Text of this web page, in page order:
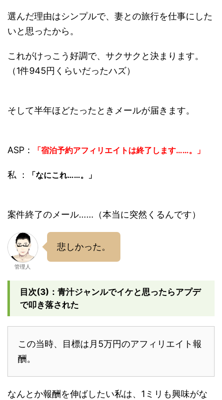
選んだ理由はシンプルで、妻との旅行を仕事にした
いと思ったから。
これがけっこう好調で、サクサクと決まります。
（1件945円くらいだったハズ）
そして半年ほどたったときメールが届きます。
ASP： 「宿泊予約アフィリエイトは終了します……。」
私 ： 「なにこれ……。」
案件終了のメール……（本当に突然くるんです）
管理人
悲しかった。
目次(3)：青汁ジャンルでイケと思ったらアプデ
で叩き落された
この当時、目標は月5万円のアフィリエイト報
酬。
なんとか報酬を伸ばしたい私は、1ミリも興味がな